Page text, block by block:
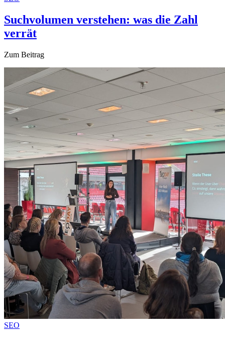
Suchvolumen verstehen: was die Zahl
verrät
Zum Beitrag
SEO